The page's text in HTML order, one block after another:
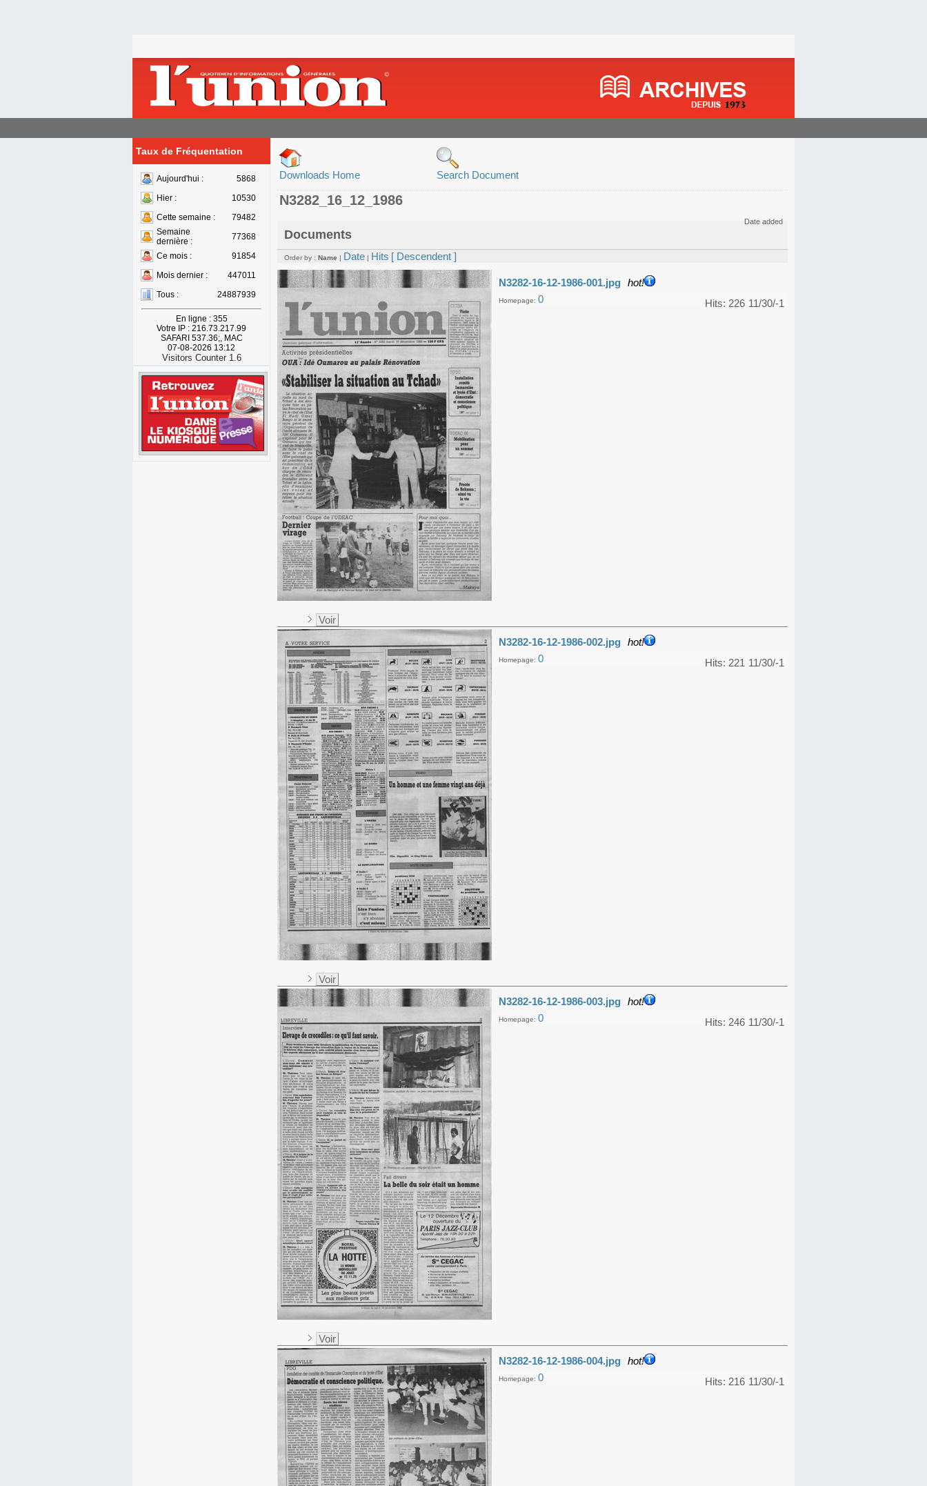
Taux de Fréquentation
Aujourd'hui :
5868
Hier :
10530
Cette semaine :
79482
Semaine
dernière :
77368
Ce mois :
91854
Mois dernier :
447011
Tous :
24887939
En ligne : 355
Votre IP : 216.73.217.99
SAFARI 537.36;, MAC
07-08-2026 13:12
Visitors Counter 1.6
Downloads Home Search Document
N3282_16_12_1986
Documents
Date added
Order by : Name | Date | Hits [ Descendent ]
N3282-16-12-1986-001.jpg hot!
11/30/-1
Hits: 226
Homepage: 0
Voir
N3282-16-12-1986-002.jpg hot!
11/30/-1
Hits: 221
Homepage: 0
Voir
N3282-16-12-1986-003.jpg hot!
11/30/-1
Hits: 246
Homepage: 0
Voir
N3282-16-12-1986-004.jpg hot!
11/30/-1
Hits: 216
Homepage: 0